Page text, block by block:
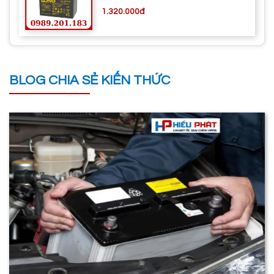
1.320.000đ
BLOG CHIA SẺ KIẾN THỨC